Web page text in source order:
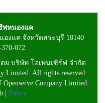
พหนองแค
งแค จังหวัดสระบุรี 18140
072
ย บริษัท โอเพ่นเซิร์ฟ จำกัด
Limited. All rights reserved.
Company Limited.
| Policy